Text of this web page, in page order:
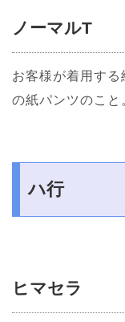
ノーマルT
お客様が着用す
の紙パンツのこと
ハ行
ヒマセラ